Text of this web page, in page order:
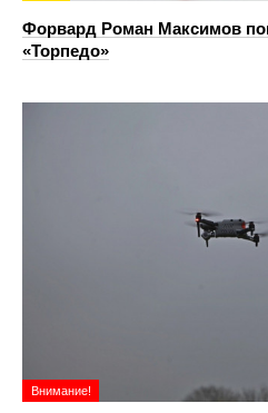
Форвард Роман Максимов
«Торпедо»
Внимание!